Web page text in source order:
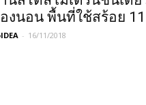
งนอน พื้นที่ใช้สร้อย
- 16/11/2018